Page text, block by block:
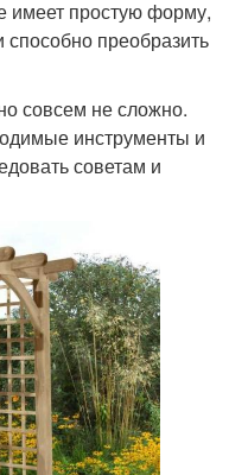
имеет простую форму,
преобразить
совсем не сложно.
инструменты и
советам и